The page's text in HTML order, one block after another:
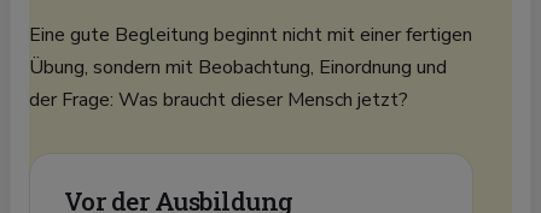
Eine gute Begleitung beginnt nicht mit einer fertigen
Übung, sondern mit Beobachtung, Einordnung und
der Frage: Was braucht dieser Mensch jetzt?
Vor der Ausbildung